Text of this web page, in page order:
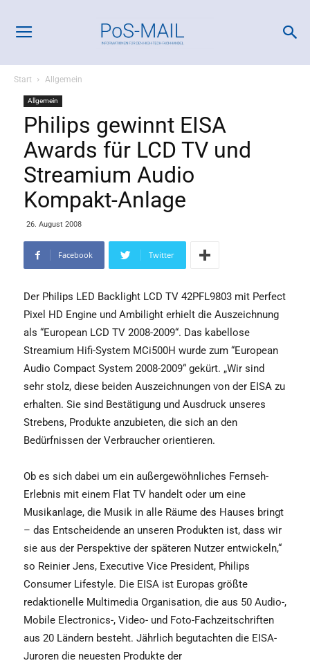
Start Allgemein
Allgemein
Philips gewinnt EISA
Awards für LCD TV und
Streamium Audio
Kompakt-Anlage
26. August 2008
Facebook Twitter
Der Philips LED Backlight LCD TV 42PFL9803 mit Perfect
Pixel HD Engine und Ambilight erhielt die Auszeichnung
als “European LCD TV 2008-2009“. Das kabellose
Streamium Hifi-System MCi500H wurde zum “European
Audio Compact System 2008-2009“ gekürt. „Wir sind
sehr stolz, diese beiden Auszeichnungen von der EISA zu
erhalten. Sie sind Bestätigung und Ausdruck unseres
Strebens, Produkte anzubieten, die sich an den
Bedürfnissen der Verbraucher orientieren.
Ob es sich dabei um ein außergewöhnliches Fernseh-
Erlebnis mit einem Flat TV handelt oder um eine
Musikanlage, die Musik in alle Räume des Hauses bringt
– das Entscheidende an unseren Produkten ist, dass wir
sie aus der Perspektive der späteren Nutzer entwickeln,“
so Reinier Jens, Executive Vice President, Philips
Consumer Lifestyle. Die EISA ist Europas größte
redaktionelle Multimedia Organisation, die aus 50 Audio-,
Mobile Electronics-, Video- und Foto-Fachzeitschriften
aus 20 Ländern besteht. Jährlich begutachten die EISA-
Juroren die neuesten Produkte der